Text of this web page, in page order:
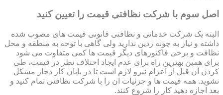
اصل سوم با شرکت نظافتی قیمت را تعیین کنید
البته یک شرکت خدماتی و نظافتی قانونی قیمت های مصوب شده
داشته و نیاز به چونه زدین ندارید ولی گاهی با توجه به منطقه و محل
نظافت و برخی فاکتورهای دیگر قیمت ها کمی متفاوت می شود
برای همین بهترین راه برای عدم ایجاد اختلاف نظر در قیمت، طی
کردن آن قبل از اعزام نیرو لازم است تا در پایان کار دچار مشکل
نشوید. همه قیمت ها و جزئیات ان را با شرکت نظافتی تمام کنید و
بعد اجازه دهید کار را شروع کنند.